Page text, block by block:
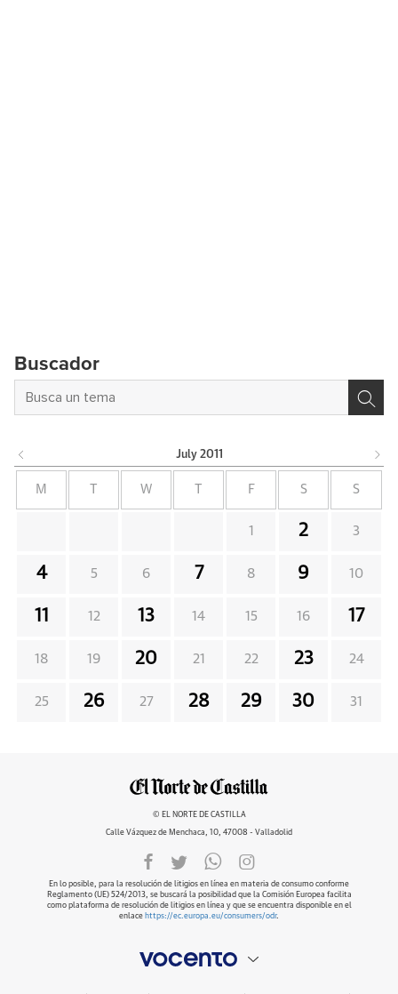
Buscador
July 2011
M W F S S
1 2 3
4 5 6 7 8 9 10
11 12 13 14 15 16 17
18 19 20 21 22 23 24
25 26 27 28 29 30 31
© EL NORTE DE CASTILLA
Calle Vázquez de Menchaca, 10, 47008 - Valladolid
En lo posible, para la resolución de litigios en línea en materia de consumo conforme
Reglamento (UE) 524/2013, se buscará la posibilidad que la Comisión Europea facilita
como plataforma de resolución de litigios en línea y que se encuentra disponible en el
enlace https://ec.europa.eu/consumers/odr.